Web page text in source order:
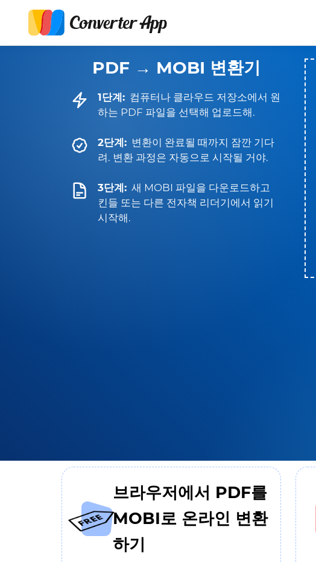
PDF → MOBI 변환기
1단계: 컴퓨터나 클라우드 저장소에서 원
하는 PDF 파일을 선택해 업로드해.
2단계: 변환이 완료될 때까지 잠깐 기다
려. 변환 과정은 자동으로 시작될 거야.
3단계: 새 MOBI 파일을 다운로드하고
킨들 또는 다른 전자책 리더기에서 읽기
시작해.
브라우저에서 PDF를
MOBI로 온라인 변환
하기